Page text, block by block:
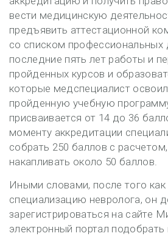
вести медицинскую
предъявить аттестационной
со списком профессиональных
последние пять лет работы и
пройденных курсов и
которые медспециалист
пройденную учебную
присваивается от 14 до 36
моменту аккредитации
собрать 250 баллов с
накапливать около 50 баллов.
Иными словами, после того как
специализацию невролога, он
зарегистрироваться на сайте
электронный портал